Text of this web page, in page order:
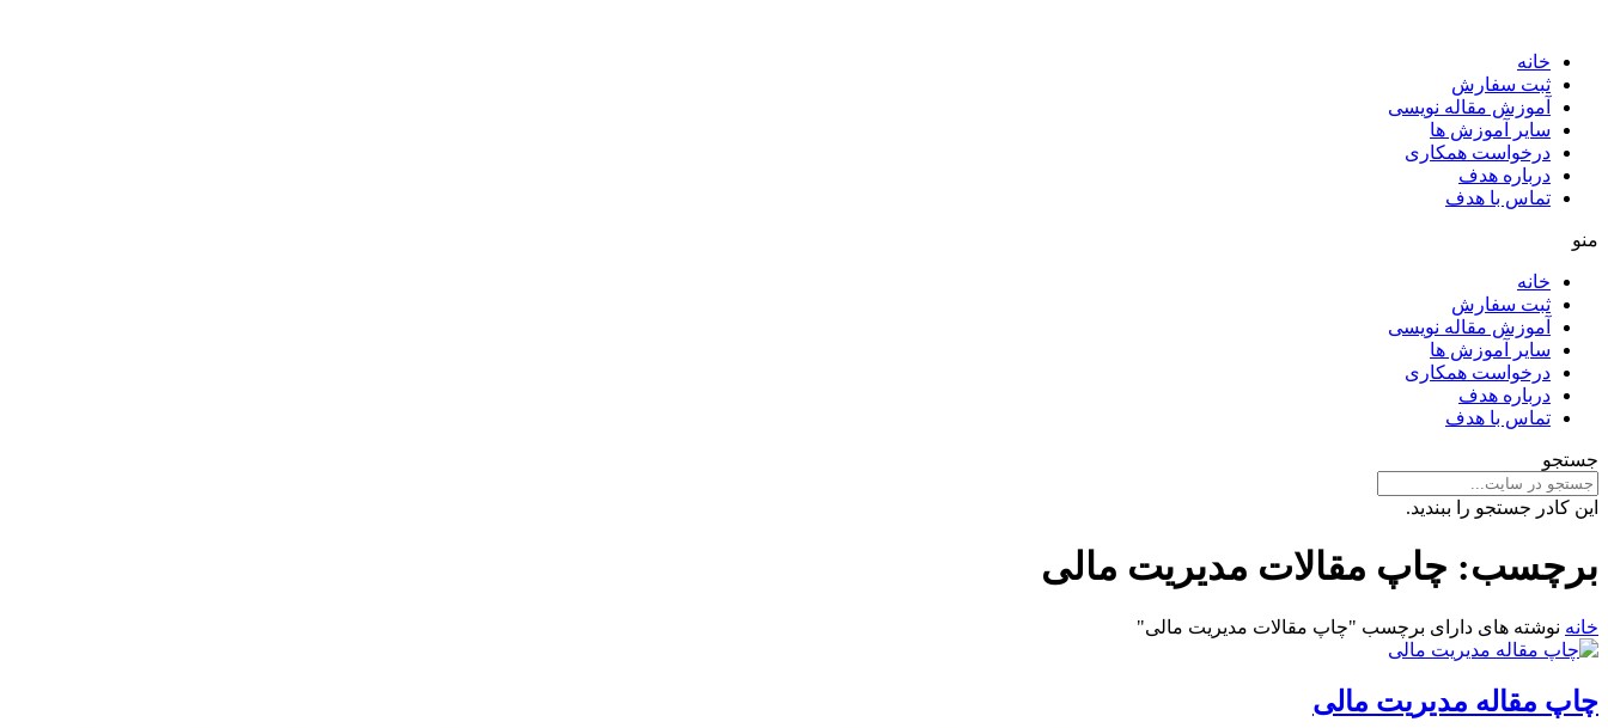
خانه
ثبت سفارش
آموزش مقاله نویسی
سایر آموزش ها
درخواست همکاری
درباره هدف
تماس با هدف
منو
خانه
ثبت سفارش
آموزش مقاله نویسی
سایر آموزش ها
درخواست همکاری
درباره هدف
تماس با هدف
جستجو
این کادر جستجو را ببندید.
برچسب: چاپ مقالات مدیریت مالی
خانه نوشته های دارای برچسب "چاپ مقالات مدیریت مالی"
چاپ مقاله مدیریت مالی